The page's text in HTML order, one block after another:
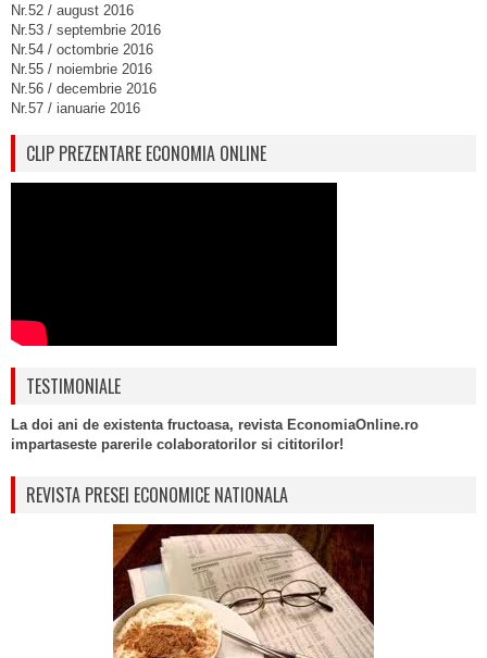
Nr.52 / august 2016
Nr.53 / septembrie 2016
Nr.54 / octombrie 2016
Nr.55 / noiembrie 2016
Nr.56 / decembrie 2016
Nr.57 / ianuarie 2016
CLIP PREZENTARE ECONOMIA ONLINE
TESTIMONIALE
La doi ani de existenta fructoasa, revista EconomiaOnline.ro
impartaseste parerile colaboratorilor si cititorilor!
REVISTA PRESEI ECONOMICE NATIONALA